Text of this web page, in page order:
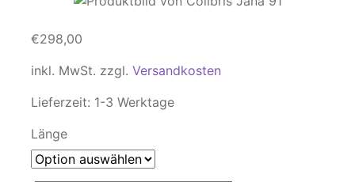
€298,00
inkl. MwSt. zzgl. Versandkosten
Lieferzeit: 1-3 Werktage
Länge